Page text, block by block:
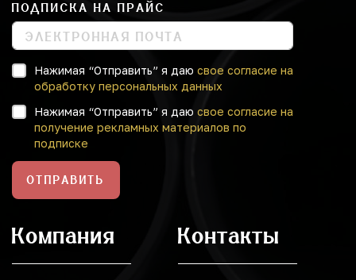
ПОДПИСКА НА ПРАЙС
Нажимая “Отправить” я даю свое согласие на
обработку персональных данных
Нажимая “Отправить” я даю свое согласие на
получение рекламных материалов по
подписке
ОТПРАВИТЬ
Компания Контакты